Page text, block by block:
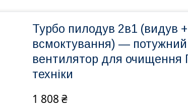
Турбо пилодув 2в1 (видув +
всмоктування) — потужний
вентилятор для очищення
техніки
1 808 ₴